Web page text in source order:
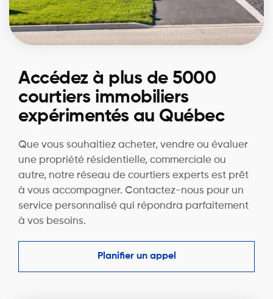
Accédez à plus de 5000
courtiers immobiliers
expérimentés au Québec
Que vous souhaitiez acheter, vendre ou évaluer
une propriété résidentielle, commerciale ou
autre, notre réseau de courtiers experts est prêt
à vous accompagner. Contactez-nous pour un
service personnalisé qui répondra parfaitement
à vos besoins.
Planifier un appel